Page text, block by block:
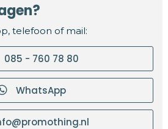
telefoon of mail:
085 - 760 78 80
WhatsApp